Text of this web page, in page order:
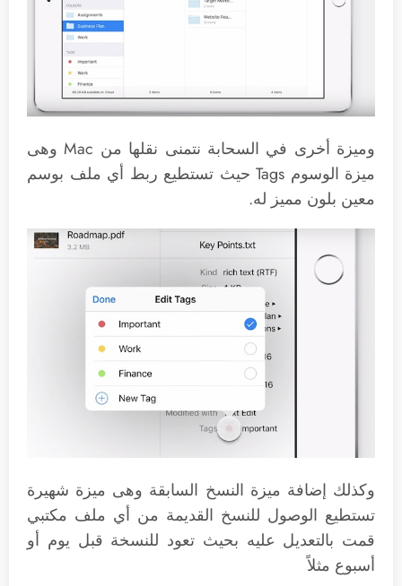
وميزة أخرى في السحابة نتمنى نقلها من Mac وهى
ميزة الوسوم Tags حيث تستطيع ربط أي ملف بوسم
معين بلون مميز له.
وكذلك إضافة ميزة النسخ السابقة وهى ميزة شهيرة
تستطيع الوصول للنسخ القديمة من أي ملف مكتبي
قمت بالتعديل عليه بحيث تعود للنسخة قبل يوم أو
أسبوع مثلاً